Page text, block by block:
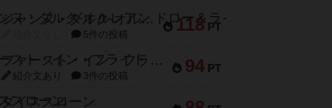
118 PT
ジャンヌ・ダルク-オルレアン ドロー＆ライト
5件の投稿
94 PT
ファースト・イン・フライト
紹介文あり 3件の投稿
ダイススローン